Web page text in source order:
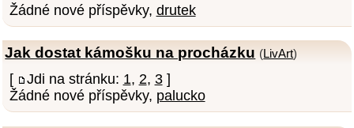
Žádné nové příspěvky, drutek
Jak dostat kámošku na procházku (LivArt)
[ Jdi na stránku: 1, 2, 3]
Žádné nové příspěvky, palucko